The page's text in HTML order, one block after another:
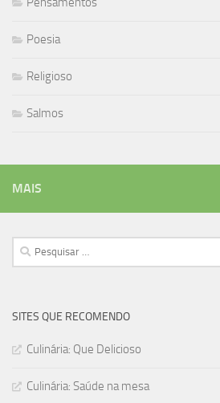
Poesia
Religioso
Salmos
MAIS
Pesquisar
por:
SITES QUE RECOMENDO
Culinária: Que Delicioso
Culinária: Saúde na mesa